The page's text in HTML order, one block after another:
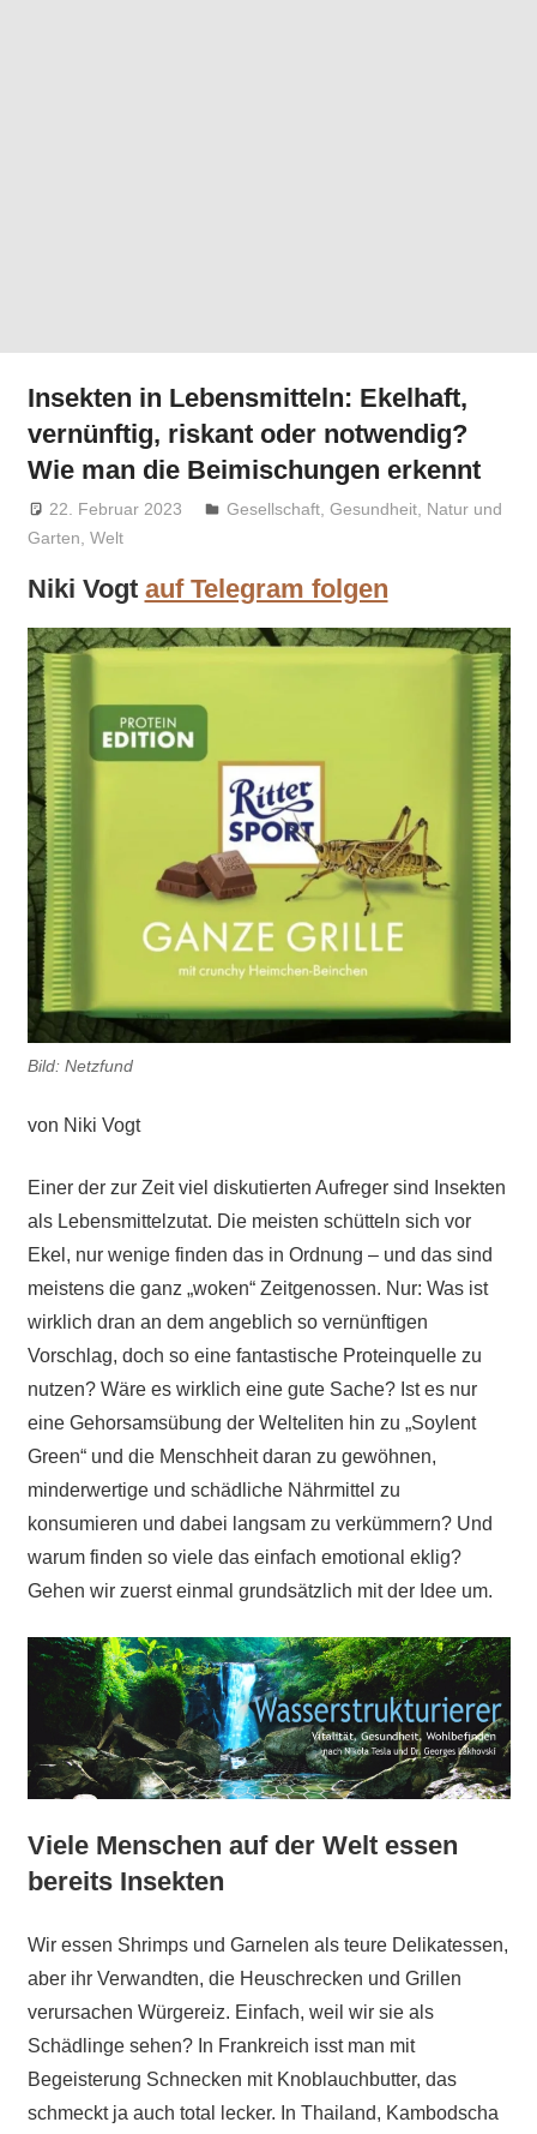
Insekten in Lebensmitteln: Ekelhaft,
vernünftig, riskant oder notwendig?
Wie man die Beimischungen erkennt
22. Februar 2023 Niki Vogt
Gesellschaft,Gesundheit, Natur und
Garten, Welt
Niki Vogt auf Telegram folgen
Bild: Netzfund
von Niki Vogt
Einer der zur Zeit viel diskutierten Aufreger sind Insekten
als Lebensmittelzutat. Die meisten schütteln sich vor
Ekel, nur wenige finden das in Ordnung – und das sind
meistens die ganz „woken“ Zeitgenossen. Nur: Was ist
wirklich dran an dem angeblich so vernünftigen
Vorschlag, doch so eine fantastische Proteinquelle zu
nutzen? Wäre es wirklich eine gute Sache? Ist es nur
eine Gehorsamsübung der Welteliten hin zu „Soylent
Green“ und die Menschheit daran zu gewöhnen,
minderwertige und schädliche Nährmittel zu
konsumieren und dabei langsam zu verkümmern? Und
warum finden so viele das einfach emotional eklig?
Gehen wir zuerst einmal grundsätzlich mit der Idee um.
Viele Menschen auf der Welt essen
bereits Insekten
Wir essen Shrimps und Garnelen als teure Delikatessen,
aber ihr Verwandten, die Heuschrecken und Grillen
verursachen Würgereiz. Einfach, weil wir sie als
Schädlinge sehen? In Frankreich isst man mit
Begeisterung Schnecken mit Knoblauchbutter, das
schmeckt ja auch total lecker. In Thailand, Kambodscha